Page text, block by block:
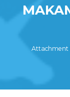
Attachment